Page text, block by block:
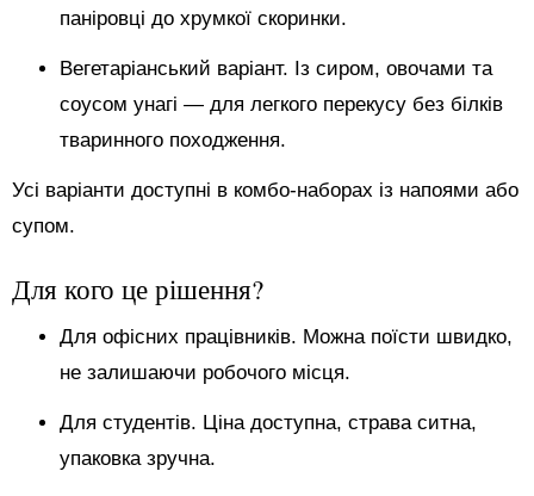
паніровці до хрумкої скоринки.
Вегетаріанський варіант. Із сиром, овочами та
соусом унагі — для легкого перекусу без білків
тваринного походження.
Усі варіанти доступні в комбо-наборах із напоями або
супом.
Для кого це рішення?
Для офісних працівників. Можна поїсти швидко,
не залишаючи робочого місця.
Для студентів. Ціна доступна, страва ситна,
упаковка зручна.